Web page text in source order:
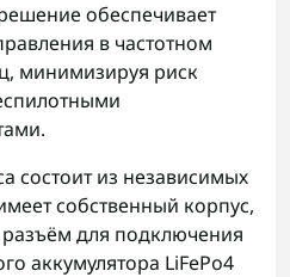
обеспечивает
в частотном
минимизируя риск
состоит из независимых
собственный корпус,
для подключения
аккумулятора LiFePo4